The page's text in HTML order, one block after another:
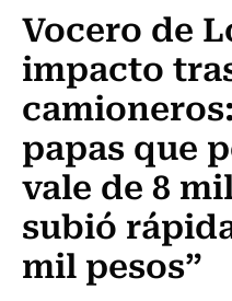
Vocero de
impacto
papas que
vale de 8
subió
mil pesos”